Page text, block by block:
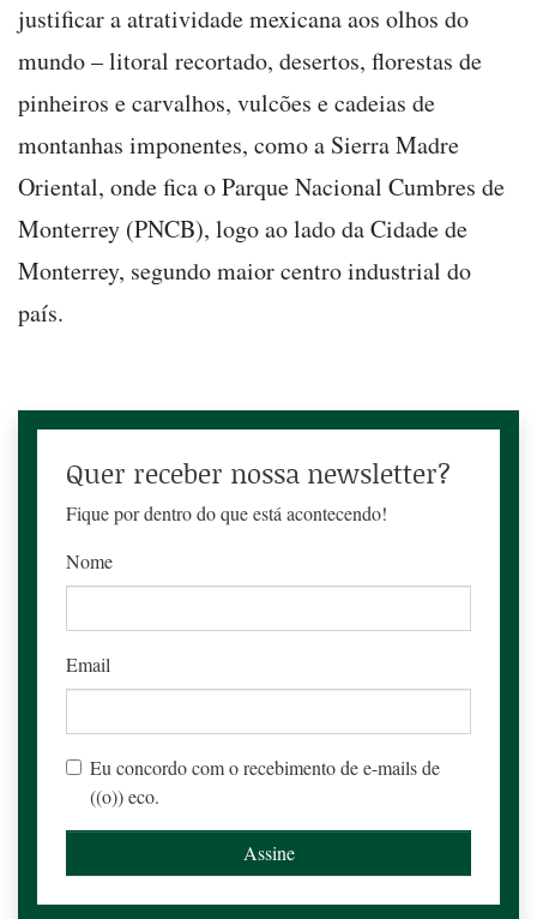
justificar a atratividade mexicana aos olhos do
mundo – litoral recortado, desertos, florestas de
pinheiros e carvalhos, vulcões e cadeias de
montanhas imponentes, como a Sierra Madre
Oriental, onde fica o Parque Nacional Cumbres de
Monterrey (PNCB), logo ao lado da Cidade de
Monterrey, segundo maior centro industrial do
país.
Quer receber nossa newsletter?
Fique por dentro do que está acontecendo!
Nome
Email
Eu concordo com o recebimento de e-mails de
((o)) eco.